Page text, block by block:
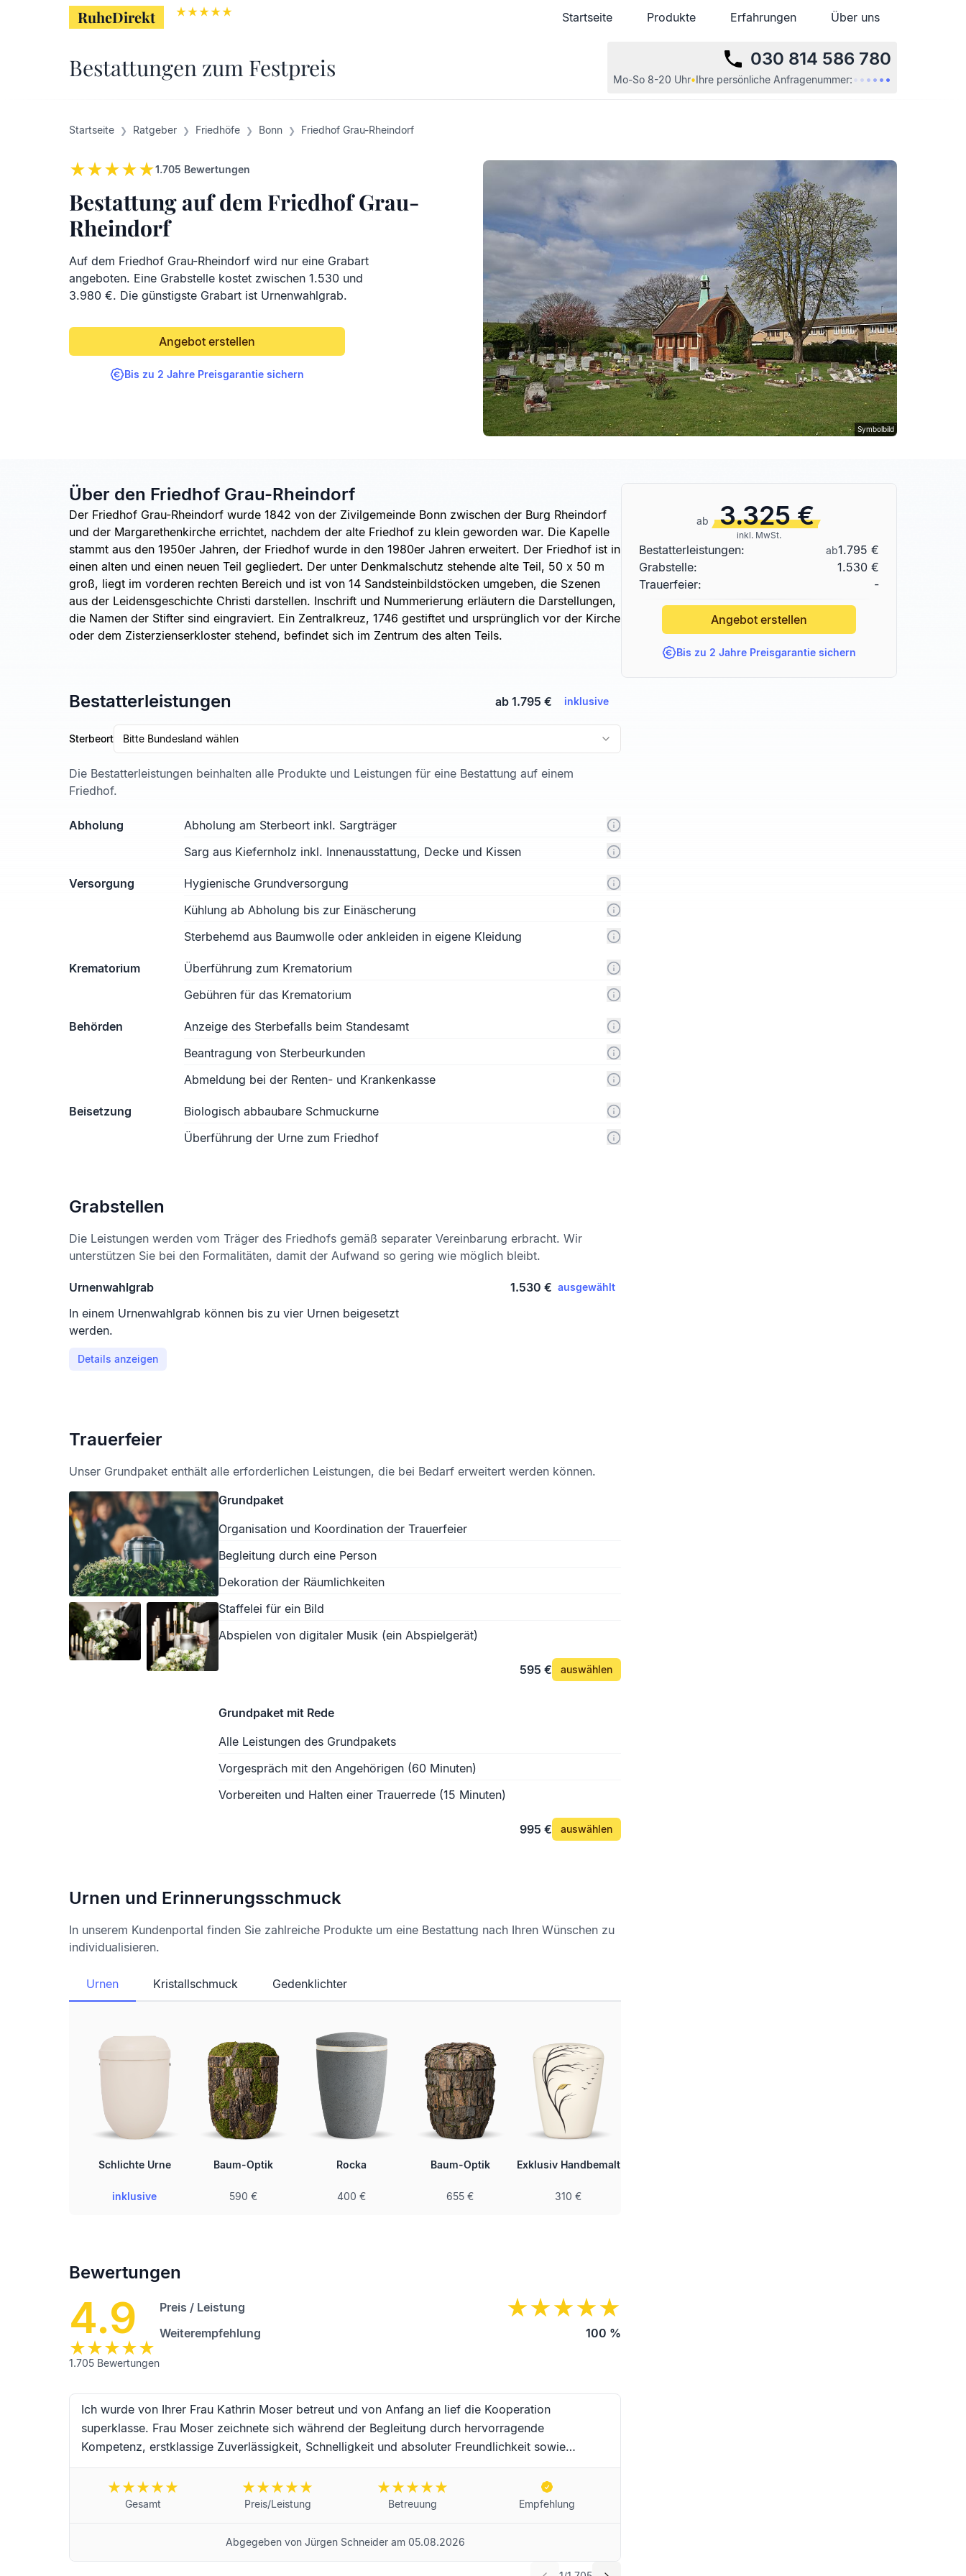
RuheDirekt Startseite Produkte Erfahrungen Über uns
Bestattungen zum Festpreis 030 814 586 780
Mo-So 8-20 Uhr•Ihre persönliche Anfragenummer: • • • • •
RuheDirekt Startseite Produkte Erfahrungen Über uns
Startseite Ratgeber Friedhöfe Bonn Friedhof Grau-Rheindorf
1.705 Bewertungen
Bestattung auf dem Friedhof Grau-
Rheindorf
Auf dem Friedhof Grau-Rheindorf wird nur eine Grabart
angeboten. Eine Grabstelle kostet zwischen 1.530 und
3.980 €. Die günstigste Grabart ist Urnenwahlgrab.
Angebot erstellen
Bis zu 2 Jahre Preisgarantie sichern
Symbolbild
Über den Friedhof Grau-Rheindorf
Der Friedhof Grau-Rheindorf wurde 1842 von der Zivilgemeinde Bonn zwischen der Burg Rheindorf
und der Margarethenkirche errichtet, nachdem der alte Friedhof zu klein geworden war. Die Kapelle
stammt aus den 1950er Jahren, der Friedhof wurde in den 1980er Jahren erweitert. Der Friedhof ist in
einen alten und einen neuen Teil gegliedert. Der unter Denkmalschutz stehende alte Teil, 50 x 50 m
groß, liegt im vorderen rechten Bereich und ist von 14 Sandsteinbildstöcken umgeben, die Szenen
aus der Leidensgeschichte Christi darstellen. Inschrift und Nummerierung erläutern die Darstellungen,
die Namen der Stifter sind eingraviert. Ein Zentralkreuz, 1746 gestiftet und ursprünglich vor der Kirche
oder dem Zisterzienserkloster stehend, befindet sich im Zentrum des alten Teils.
Bestatterleistungen ab 1.795 € inklusive
Sterbeort Bitte Bundesland wählen
Die Bestatterleistungen beinhalten alle Produkte und Leistungen für eine Bestattung auf einem
Friedhof.
Abholung
Abholung am Sterbeort inkl. Sargträger
Sarg aus Kiefernholz inkl. Innenausstattung, Decke und Kissen
Versorgung
Hygienische Grundversorgung
Kühlung ab Abholung bis zur Einäscherung
Sterbehemd aus Baumwolle oder ankleiden in eigene Kleidung
Krematorium
Überführung zum Krematorium
Gebühren für das Krematorium
Behörden
Anzeige des Sterbefalls beim Standesamt
Beantragung von Sterbeurkunden
Abmeldung bei der Renten- und Krankenkasse
Beisetzung
Biologisch abbaubare Schmuckurne
Überführung der Urne zum Friedhof
Grabstellen
Die Leistungen werden vom Träger des Friedhofs gemäß separater Vereinbarung erbracht. Wir
unterstützen Sie bei den Formalitäten, damit der Aufwand so gering wie möglich bleibt.
Urnenwahlgrab 1.530 € ausgewählt
In einem Urnenwahlgrab können bis zu vier Urnen beigesetzt
werden.
Details anzeigen
Trauerfeier
Unser Grundpaket enthält alle erforderlichen Leistungen, die bei Bedarf erweitert werden können.
Grundpaket
Organisation und Koordination der Trauerfeier
Begleitung durch eine Person
Dekoration der Räumlichkeiten
Staffelei für ein Bild
Abspielen von digitaler Musik (ein Abspielgerät)
595 € auswählen
Grundpaket mit Rede
Alle Leistungen des Grundpakets
Vorgespräch mit den Angehörigen (60 Minuten)
Vorbereiten und Halten einer Trauerrede (15 Minuten)
995 € auswählen
Urnen und Erinnerungsschmuck
In unserem Kundenportal finden Sie zahlreiche Produkte um eine Bestattung nach Ihren Wünschen zu
individualisieren.
Urnen Kristallschmuck Gedenklichter
Schlichte Urne
inklusive
Baum-Optik
590 €
Rocka
400 €
Baum-Optik
655 €
Exklusiv Handbemalt
310 €
Bewertungen
4.9
1.705 Bewertungen
Preis / Leistung
Weiterempfehlung
100 %
Ich wurde von Ihrer Frau Kathrin Moser betreut und von Anfang an lief die Kooperation
superklasse. Frau Moser zeichnete sich während der Begleitung durch hervorragende
Kompetenz, erstklassige Zuverlässigkeit, Schnelligkeit und absoluter Freundlichkeit sowie
Einfühlungsvermögen aus. Vielen Dank an Frau Moser und das Team für die erstklassige
Begleitung während dieser schwierigen Trauer-Zeit. Für Frau Moser und das Unternehmen
wünsche ich alles erdenklich Gute und werde Sie selbstredend weiterempfehlen! Beste Grüße aus
Gesamt Preis/Leistung Betreuung Empfehlung
Abgegeben von Jürgen Schneideram 05.08.2026
ab 3.325 €
inkl. MwSt.
Bestatterleistungen: ab1.795 €
Grabstelle:
1.530 €
Trauerfeier:
-
Angebot erstellen
Bis zu 2 Jahre Preisgarantie sichern